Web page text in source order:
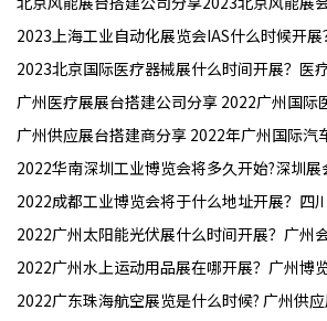
2023上海工业自动化展览会IAS什么时候开
2023北京国际医疗器械展什么时间开展？医
广州医疗展展台搭建公司分享 2022广州国际
广州供应展台搭建商分享 2022年广州国际汽
2022华南深圳工业博览会将多久开始?深圳
2022成都工业博览会将于什么地址开展？四
2022广州太阳能光伏展什么时间开展？广州
2022广州水上运动用品展在哪开展？广州博
2022广东珠海航空展览是什么时候? 广州供